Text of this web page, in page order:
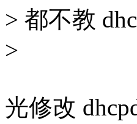
> 都不教
>
光修改